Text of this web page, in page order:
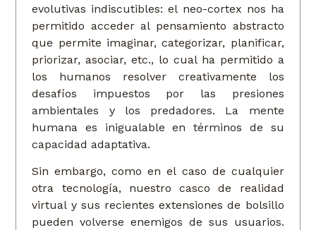
evolutivas indiscutibles: el neo-cortex nos ha
permitido acceder al pensamiento abstracto
que permite imaginar, categorizar, planificar,
priorizar, asociar, etc., lo cual ha permitido a
los humanos resolver creativamente los
desafíos impuestos por las presiones
ambientales y los predadores. La mente
humana es inigualable en términos de su
capacidad adaptativa.
Sin embargo, como en el caso de cualquier
otra tecnología, nuestro casco de realidad
virtual y sus recientes extensiones de bolsillo
pueden volverse enemigos de sus usuarios.